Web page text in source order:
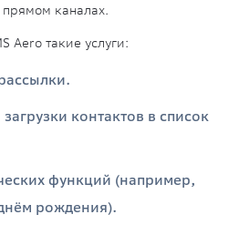
каналах.
Aero такие услуги:
контактов в список
функций (например,
рождения).